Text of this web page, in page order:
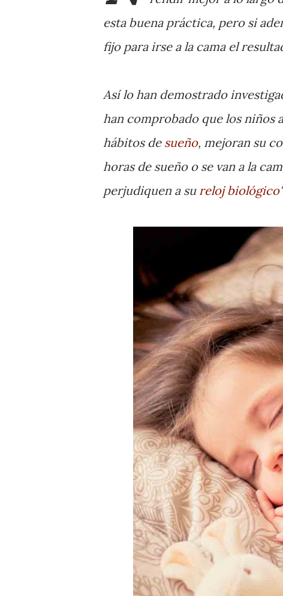
esta buena práctica, pero si
fijo para irse a la cama el
Así lo han demostrado
han comprobado que los niños
hábitos de sueño, mejoran su
horas de sueño o se van a la
perjudiquen a su reloj biológico